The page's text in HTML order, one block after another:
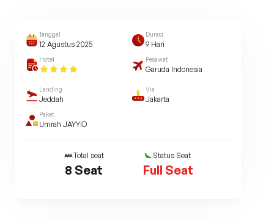
Tanggal
12 Agustus 2025
Durasi
9 Hari
Hotel Pesawat
Garuda Indonesia
Landing
Jeddah
Via
Jakarta
Paket
Umrah JAYYID
Total seat
8 Seat
Status Seat
Full Seat